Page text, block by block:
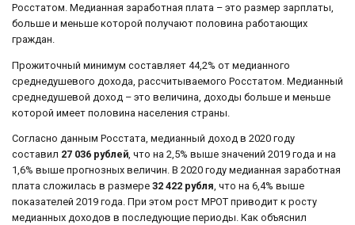
Росстатом. Медианная заработная плата – это размер зарплаты,
больше и меньше которой получают половина работающих
граждан.
Прожиточный минимум составляет 44,2% от медианного
среднедушевого дохода, рассчитываемого Росстатом. Медианный
среднедушевой доход – это величина, доходы больше и меньше
которой имеет половина населения страны.
Согласно данным Росстата, медианный доход в 2020 году
составил 27 036 рублей, что на 2,5% выше значений 2019 года и на
1,6% выше прогнозных величин. В 2020 году медианная заработная
плата сложилась в размере 32 422 рубля, что на 6,4% выше
показателей 2019 года. При этом рост МРОТ приводит к росту
медианных доходов в последующие периоды. Как объяснил